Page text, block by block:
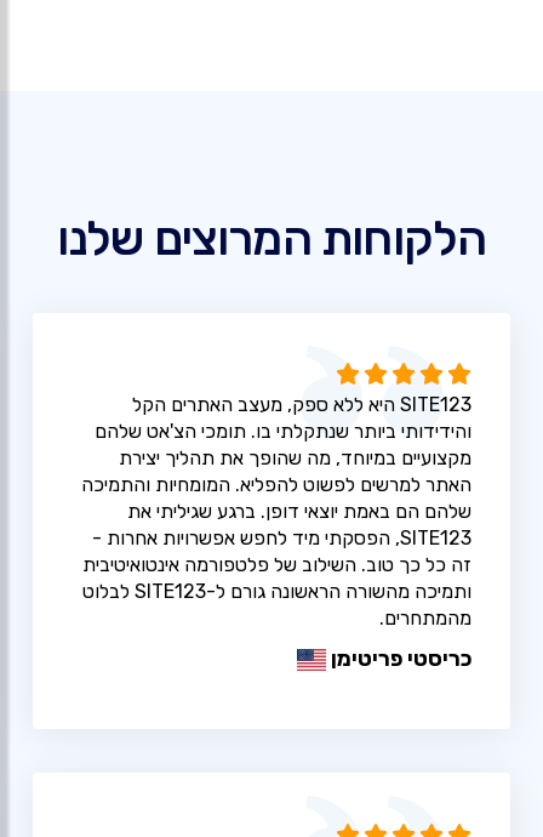
הלקוחות המרוצים שלנו
SITE123 היא ללא ספק, מעצב האתרים הקל
והידידותי ביותר שנתקלתי בו. תומכי הצ'אט שלהם
מקצועיים במיוחד, מה שהופך את תהליך יצירת
האתר למרשים לפשוט להפליא. המומחיות והתמיכה
שלהם הם באמת יוצאי דופן. ברגע שגיליתי את
SITE123, הפסקתי מיד לחפש אפשרויות אחרות -
זה כל כך טוב. השילוב של פלטפורמה אינטואיטיבית
ותמיכה מהשורה הראשונה גורם ל-SITE123 לבלוט
מהמתחרים.
כריסטי פריטימן